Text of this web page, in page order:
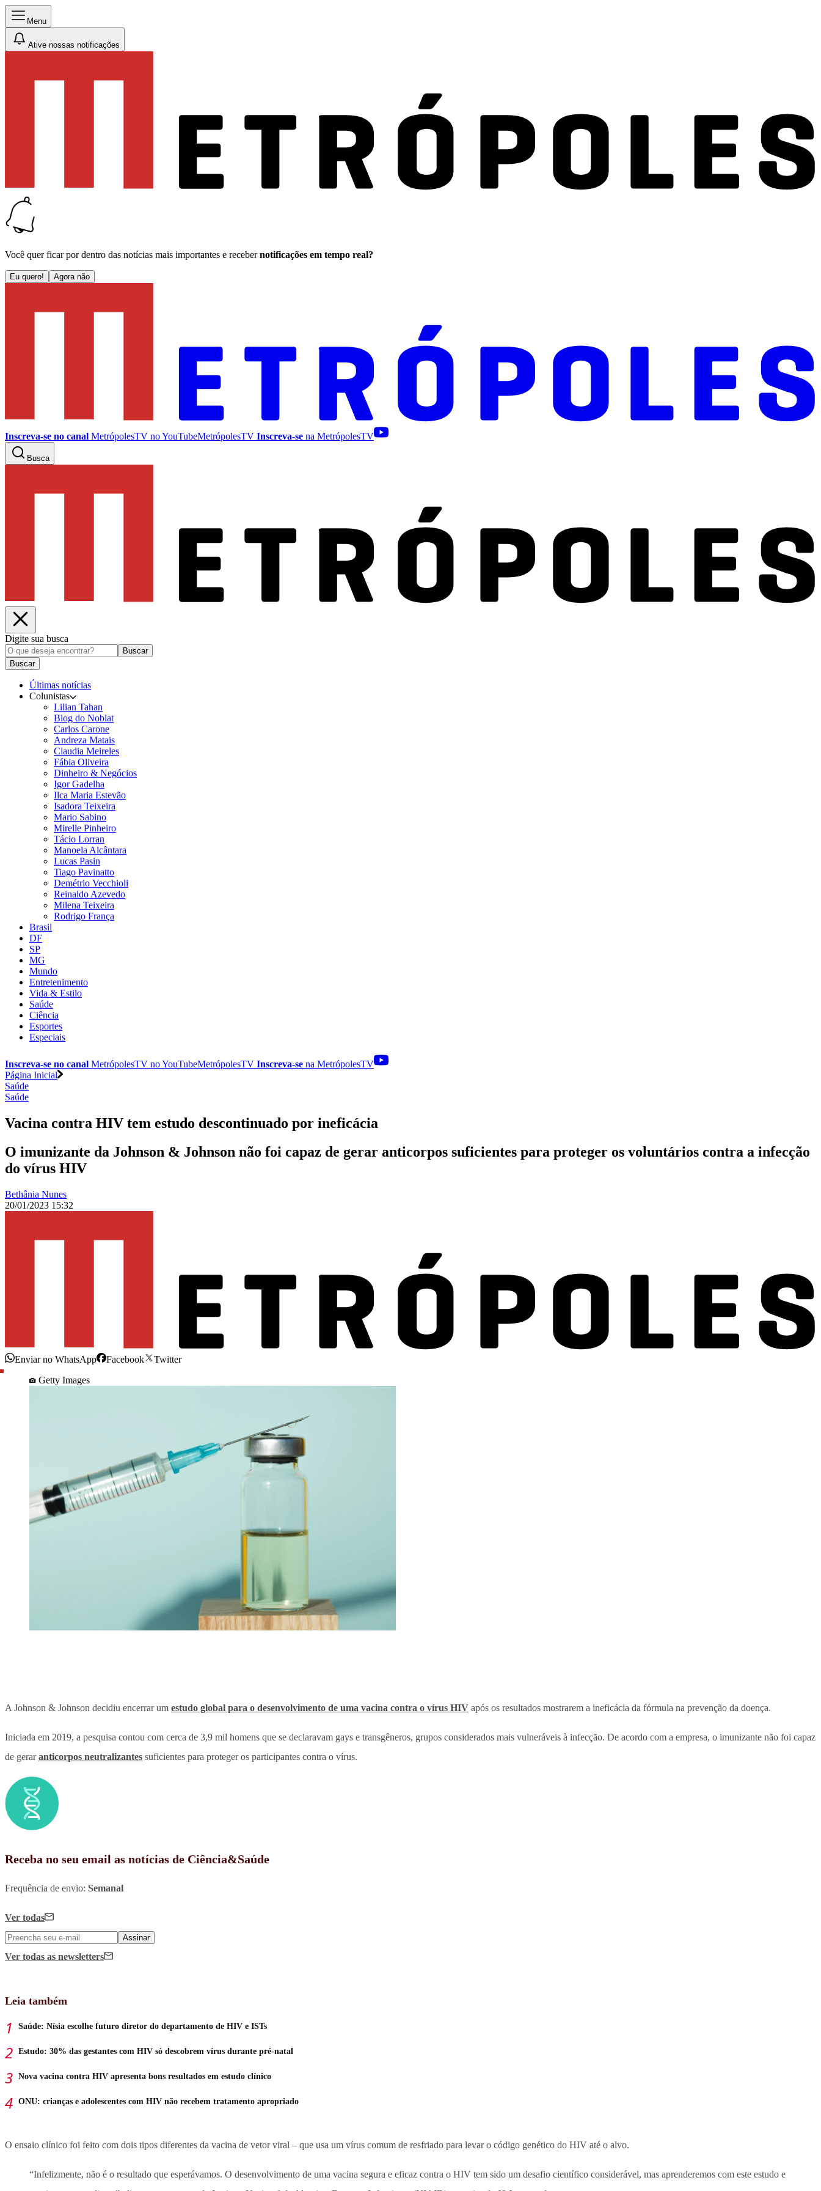
Menu
Ative nossas notificações
Você quer ficar por dentro das notícias mais importantes e receber notificações em tempo real?
Eu quero! Agora não
Inscreva-se no canal MetrópolesTV noYouTubeMetrópolesTV Inscreva-se na MetrópolesTV
Busca
Digite sua busca
Buscar
Buscar
Últimas notícias
Colunistas
Lilian Tahan
Blog do Noblat
Carlos Carone
Andreza Matais
Claudia Meireles
Fábia Oliveira
Dinheiro & Negócios
Igor Gadelha
Ilca Maria Estevão
Isadora Teixeira
Mario Sabino
Mirelle Pinheiro
Tácio Lorran
Manoela Alcântara
Lucas Pasin
Tiago Pavinatto
Demétrio Vecchioli
Reinaldo Azevedo
Milena Teixeira
Rodrigo França
Brasil
DF
SP
MG
Mundo
Entretenimento
Vida & Estilo
Saúde
Ciência
Esportes
Especiais
Inscreva-se no canal MetrópolesTV noYouTubeMetrópolesTV Inscreva-se na MetrópolesTV
Página Inicial
Saúde
Saúde
Vacina contra HIV tem estudo descontinuado por ineficácia
O imunizante da Johnson & Johnson não foi capaz de gerar anticorpos suficientes para proteger os voluntários contra a infecção
do vírus HIV
Bethânia Nunes
20/01/2023 15:32
Enviar no WhatsApp Facebook
Twitter
Getty Images
A Johnson & Johnson decidiu encerrar um estudo global para o desenvolvimento de uma vacina contra o vírus HIV após os resultados mostrarem a ineficácia da fórmula na prevenção da doença.
Iniciada em 2019, a pesquisa contou com cerca de 3,9 mil homens que se declaravam gays e transgêneros, grupos considerados mais vulneráveis ​​à infecção. De acordo com a empresa, o imunizante não foi capaz
de geraranticorpos neutralizantes suficientes para proteger os participantes contra o vírus.
Receba no seu email as notícias de Ciência&Saúde
Frequência de envio: Semanal
Ver todas
Assinar
Ver todas as newsletters
Leia também
Saúde: Nísia escolhe futuro diretor do departamento de HIV e ISTs
Estudo: 30% das gestantes com HIV só descobrem vírus durante pré-natal
Nova vacina contra HIV apresenta bons resultados em estudo clínico
ONU: crianças e adolescentes com HIV não recebem tratamento apropriado
O ensaio clínico foi feito com dois tipos diferentes da vacina de vetor viral – que usa um vírus comum de resfriado para levar o código genético do HIV até o alvo.
“Infelizmente, não é o resultado que esperávamos. O desenvolvimento de uma vacina segura e eficaz contra o HIV tem sido um desafio científico considerável, mas aprenderemos com este estudo e